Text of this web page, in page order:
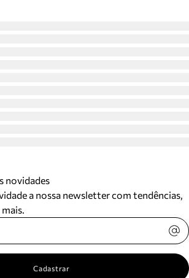
novidades
a nossa newsletter com tendências,
Cadastrar